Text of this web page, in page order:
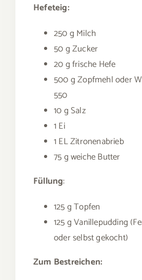
Hefeteig:
250 g Milch
50 g Zucker
20 g frische Hefe
500 g Zopfmehl oder
550
10 g Salz
1 Ei
1 EL Zitronenabrieb
75 g weiche Butter
Füllung:
125 g Topfen
125 g Vanillepudding
oder selbst gekocht)
Zum Bestreichen: